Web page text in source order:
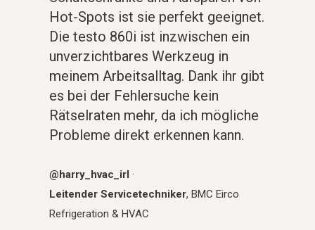
Hot-Spots ist sie perfekt geeignet.
Die testo 860i ist inzwischen ein
unverzichtbares Werkzeug in
meinem Arbeitsalltag. Dank ihr gibt
es bei der Fehlersuche kein
Rätselraten mehr, da ich mögliche
Probleme direkt erkennen kann.
@harry_hvac_irl ·
Leitender Servicetechniker, BMC Eirco
Refrigeration & HVAC